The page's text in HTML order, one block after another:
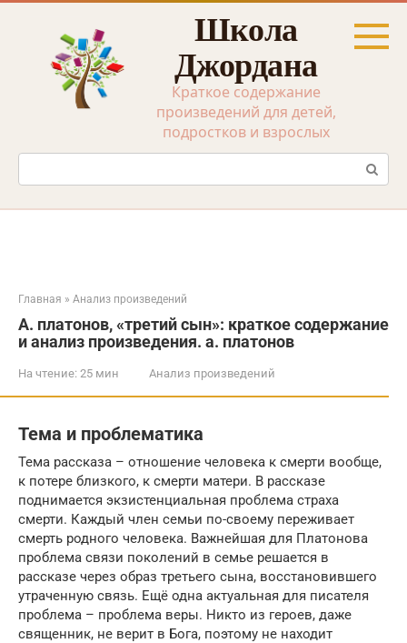
Перейти
Школа
Джордана
Краткое содержание
произведений для детей,
подростков и взрослых
Поиск:
Главная » Анализ произведений
А. платонов, «третий сын»: краткое содержание
и анализ произведения. а. платонов
На чтение: 25 мин Анализ произведений
Тема и проблематика
Тема рассказа – отношение человека к смерти вообще,
к потере близкого, к смерти матери. В рассказе
поднимается экзистенциальная проблема страха
смерти. Каждый член семьи по-своему переживает
смерть родного человека. Важнейшая для Платонова
проблема связи поколений в семье решается в
рассказе через образ третьего сына, восстановившего
утраченную связь. Ещё одна актуальная для писателя
проблема – проблема веры. Никто из героев, даже
священник, не верит в Бога, поэтому не находит